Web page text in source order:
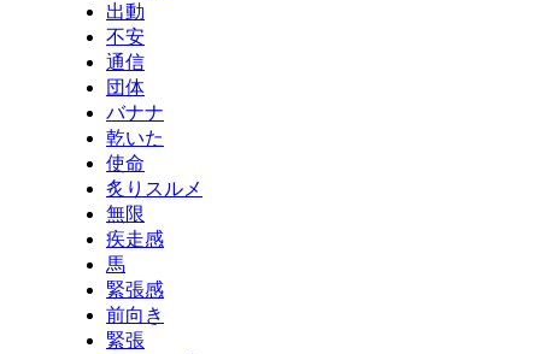
出動
不安
通信
団体
バナナ
乾いた
使命
炙りスルメ
無限
疾走感
馬
緊張感
前向き
緊張